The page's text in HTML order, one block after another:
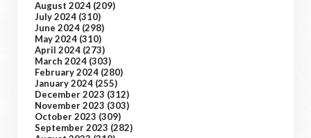
August 2024 (209)
July 2024 (310)
June 2024 (298)
May 2024 (310)
April 2024 (273)
March 2024 (303)
February 2024 (280)
January 2024 (255)
December 2023 (312)
November 2023 (303)
October 2023 (309)
September 2023 (282)